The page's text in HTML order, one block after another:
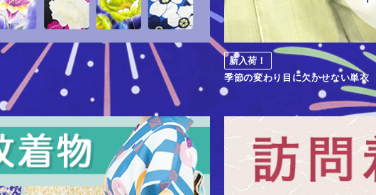
新入荷！
季節の変わり目に欠かせない単衣